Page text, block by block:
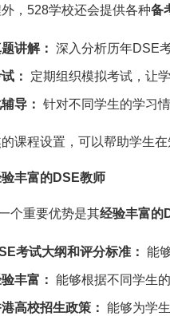
，528学校还会提供各种备
讲解： 深入分析历年DSE
： 定期组织模拟考试，让
导： 针对不同学生的学习
课程设置，可以帮助学生
丰富的DSE教师
个重要优势是其经验丰富的
考试大纲和评分标准： 能
丰富： 能够根据不同学生
高校招生政策： 能够为学